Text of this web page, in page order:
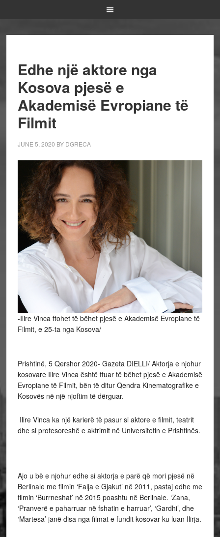
Edhe një aktore nga
Kosova pjesë e
Akademisë Evropiane të
Filmit
JUNE 5, 2020 BY DGRECA
-Ilire Vinca ftohet të bëhet pjesë e Akademisë Evropiane të
Filmit, e 25-ta nga Kosova/
Prishtinë, 5 Qershor 2020- Gazeta DIELLI/ Aktorja e njohur
kosovare Ilire Vinca është ftuar të bëhet pjesë e Akademisë
Evropiane të Filmit, bën të ditur Qendra Kinematografike e
Kosovës në një njoftim të dërguar.
Ilire Vinca ka një karierë të pasur si aktore e filmit, teatrit
dhe si profesoreshë e aktrimit në Universitetin e Prishtinës.
Ajo u bë e njohur edhe si aktorja e parë që mori pjesë në
Berlinale me filmin ‘Falja e Gjakut’ në 2011, pastaj edhe me
filmin ‘Burrneshat’ në 2015 poashtu në Berlinale. ‘Zana,
‘Pranverë e paharruar në fshatin e harruar’, ‘Gardhi’, dhe
‘Martesa’ janë disa nga filmat e fundit kosovar ku luan Ilirja.